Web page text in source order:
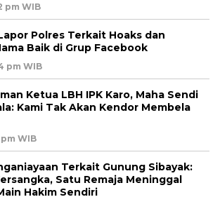
pm WIB
Polres Terkait Hoaks dan
Baik di Grup Facebook
pm WIB
Ketua LBH IPK Karo, Maha Sendi
Kami Tak Akan Kendor Membela
pm WIB
Terkait Gunung Sibayak:
Satu Remaja Meninggal
Hakim Sendiri